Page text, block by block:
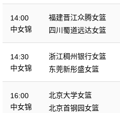
14:00
中女锦
福建晋江众腾女篮
四川蜀道远达女篮
14:30
中女锦
浙江稠州银行女篮
东莞新彤盛女篮
16:00
中女锦
北京大学女篮
北京首钢园女篮